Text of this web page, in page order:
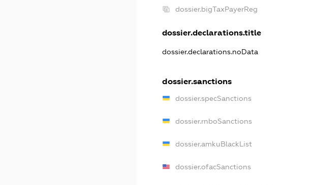
dossier.bigTaxPayerReg
dossier.declarations.title
dossier.declarations.noData
dossier.sanctions
dossier.specSanctions
dossier.rnboSanctions
dossier.amkuBlackList
dossier.ofacSanctions